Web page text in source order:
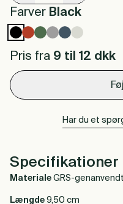
Farver Black
Pris fra 9 til 12 dkk
Har du et
Specifikationer
Materiale GRS-
Længde 9,50 cm